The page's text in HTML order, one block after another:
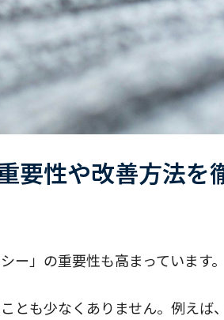
要性や改善方法を
」の重要性も高まっています。
とも少なくありません。例えば